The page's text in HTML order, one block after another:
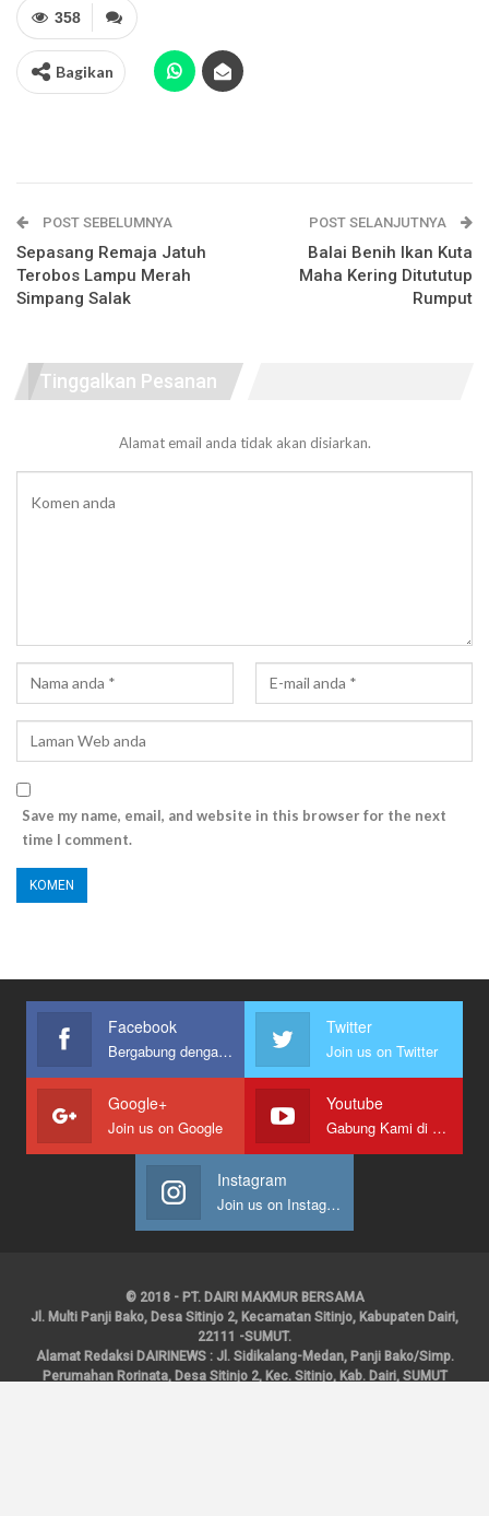
358
Bagikan
POST SEBELUMNYA
Sepasang Remaja Jatuh
Terobos Lampu Merah
Simpang Salak
POST SELANJUTNYA
Balai Benih Ikan Kuta
Maha Kering Ditututup
Rumput
Tinggalkan Pesanan
Alamat email anda tidak akan disiarkan.
Save my name, email, and website in this browser for the next
time I comment.
Facebook
Bergabung dengan kami
Twitter
Join us on Twitter
Google+
Join us on Google
Youtube
Gabung Kami di Youtube
Instagram
Join us on Instagram
© 2018 - PT. DAIRI MAKMUR BERSAMA
Jl. Multi Panji Bako, Desa Sitinjo 2, Kecamatan Sitinjo, Kabupaten Dairi,
22111 -SUMUT.
Alamat Redaksi DAIRINEWS : Jl. Sidikalang-Medan, Panji Bako/Simp.
Perumahan Rorinata, Desa Sitinjo 2, Kec. Sitinjo, Kab. Dairi, SUMUT